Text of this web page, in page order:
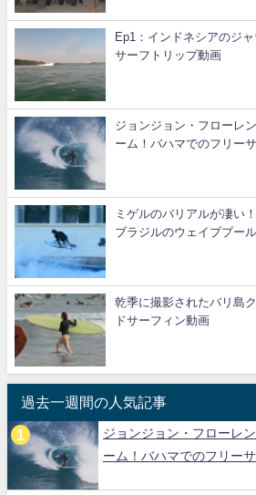
Ep1：インドネシアのジ
サーフトリップ動画
ジョンジョン・フローレ
ーム！バハマでのフリー
ミゲルのバリアルが凄い
ブラジルのウェイブプー
乾季に撮影されたバリ島
ドサーフィン動画
過去一週間の人気記事
ジョンジョン・フローレ
ーム！バハマでのフリー